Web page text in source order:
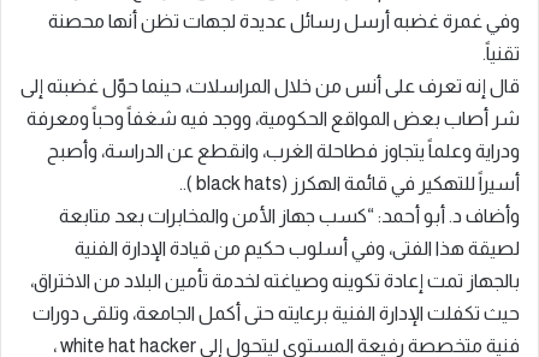
وفي غمرة غضبه أرسل رسائل عديدة لجهات تظن أنها محصنة
تقنياً.
قال إنه تعرف على أنس من خلال المراسلات، حينما حوّل غضبته إلى
شر أصاب بعض المواقع الحكومية، ووجد فيه شغفاً وحباً ومعرفة
ودراية وعلماً يتجاوز فطاحلة الغرب، وانقطع عن الدراسة، وأصبح
أسيراً للتهكير في قائمة الهكرز (black hats )..
وأضاف د. أبو أحمد: “كسب جهاز الأمن والمخابرات بعد متابعة
لصيقة هذا الفتى، وفي أسلوب حكيم من قيادة الإدارة الفنية
بالجهاز تمت إعادة تكوينه وصياغته لخدمة تأمين البلاد من الاختراق،
حيث تكفلت الإدارة الفنية برعايته حتى أكمل الجامعة، وتلقى دورات
فنية متخصصة رفيعة المستوى ليتحول إلى white hat hacker ،